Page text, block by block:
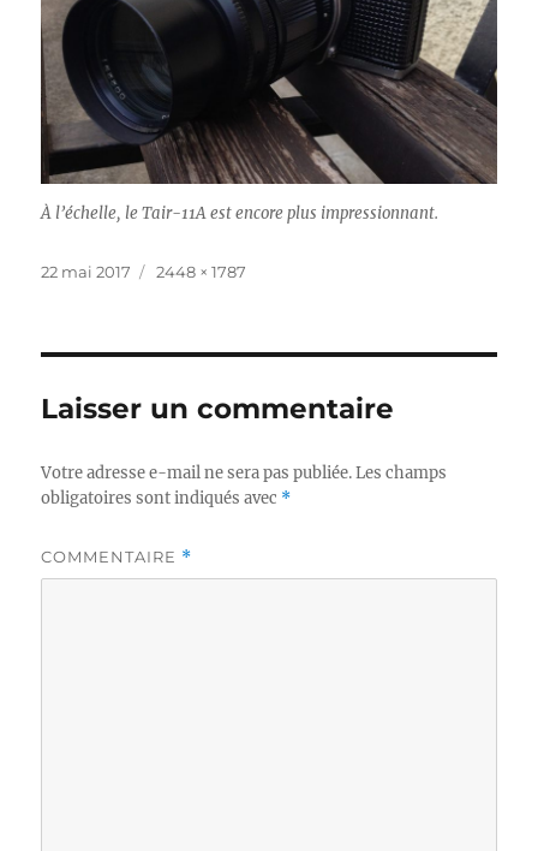
À l’échelle, le Tair-11A est encore plus impressionnant.
Publié
22 mai 2017
Taille
2448 × 1787
Laisser un commentaire
Votre adresse e-mail ne sera pas publiée. Les champs
obligatoires sont indiqués avec *
COMMENTAIRE *